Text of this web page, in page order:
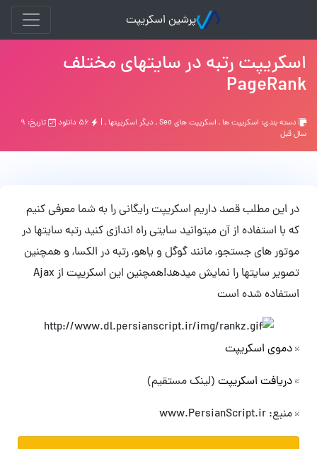
پرشین اسکریپت
اسکریپت رتبه در سایتهای مختلف
PageRank
دسته بندی: اسکریپت ها, اسکریپت های Seo , ديگر اسكريپتها, |
تاریخ: ۹
سال قبل
در این مطلب قصد داریم اسکریپت رایگانی را به شما معرفی کنیم
که با استفاده از آن میتوانید سایتی راه اندازی کنید رتبه سایتها در
موتور های جستجو, مانند گوگل و یاهو, رتبه در الکسا, و همچنین
تصویر سایتها را نمایش میدهد!همچنین این اسکریپت از Ajax
استفاده شده است
دموی اسکریپت
دریافت اسکریپت (لینک مستقیم)
منبع: www.PersianScript.ir